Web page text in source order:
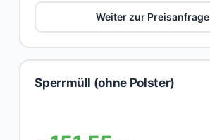
Weiter zur Preisanfrage
Sperrmüll (ohne Polster)